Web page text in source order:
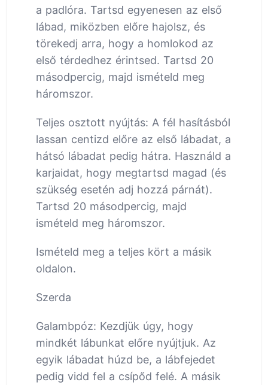
a padlóra. Tartsd egyenesen az első
lábad, miközben előre hajolsz, és
törekedj arra, hogy a homlokod az
első térdedhez érintsed. Tartsd 20
másodpercig, majd ismételd meg
háromszor.
Teljes osztott nyújtás: A fél hasításból
lassan centizd előre az első lábadat, a
hátsó lábadat pedig hátra. Használd a
karjaidat, hogy megtartsd magad (és
szükség esetén adj hozzá párnát).
Tartsd 20 másodpercig, majd
ismételd meg háromszor.
Ismételd meg a teljes kört a másik
oldalon.
Szerda
Galambpóz: Kezdjük úgy, hogy
mindkét lábunkat előre nyújtjuk. Az
egyik lábadat húzd be, a lábfejedet
pedig vidd fel a csípőd felé. A másik